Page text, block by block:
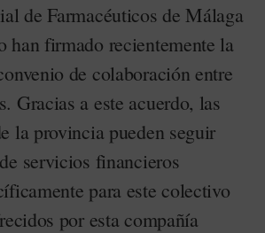
de Farmacéuticos de Málaga
han firmado recientemente la
de colaboración entre
Gracias a este acuerdo, las
la provincia pueden seguir
servicios financieros
para este colectivo
por esta compañía